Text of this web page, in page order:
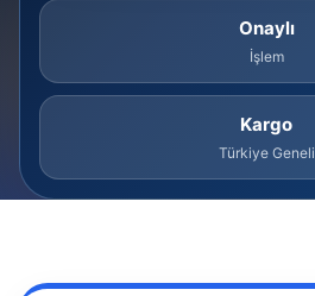
Onaylı
İşlem
Kargo
Türkiye Geneli